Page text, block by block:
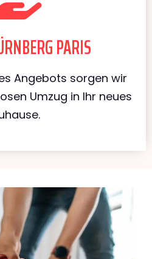
PARIS
Angebots sorgen wir
Umzug in Ihr neues